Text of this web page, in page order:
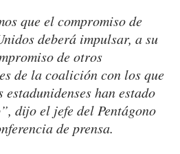
que el compromiso de
deberá impulsar, a su
de otros
de la coalición con los que
estadunidenses han estado
dijo el jefe del Pentágono
de prensa.